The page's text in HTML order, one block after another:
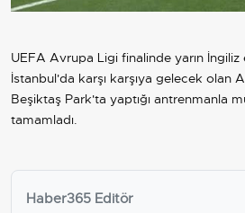
UEFA Avrupa Ligi finalinde yarın
İstanbul'da karşı karşıya gelecek olan
Beşiktaş Park'ta yaptığı antrenmanla
tamamladı.
Haber365 Editör